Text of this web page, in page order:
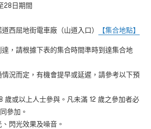
28日期間
西屈地街電車廠（山道入口） 【集合地點】
，請根據下表的集合時間準時到達集合地
況而定，有機會提早或延遲，請參考以下預
或以上人士參與。凡未滿 12 歲之參加者必
參加。
閃光效果及噪音。